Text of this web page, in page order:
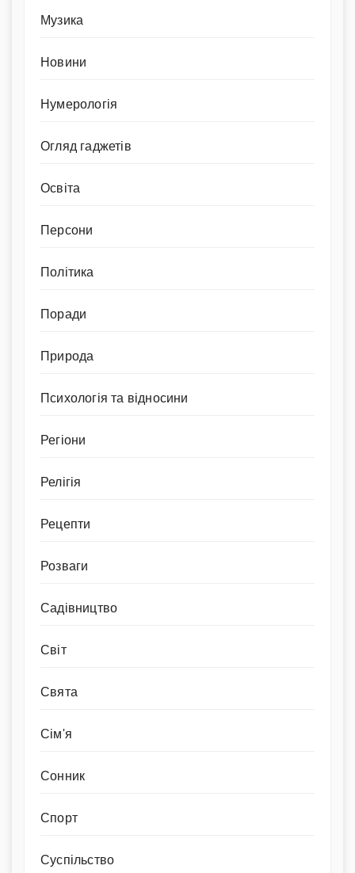
Музика
Новини
Нумерологія
Огляд гаджетів
Освіта
Персони
Політика
Поради
Природа
Психологія та відносини
Регіони
Релігія
Рецепти
Розваги
Садівництво
Світ
Свята
Сім'я
Сонник
Спорт
Суспільство